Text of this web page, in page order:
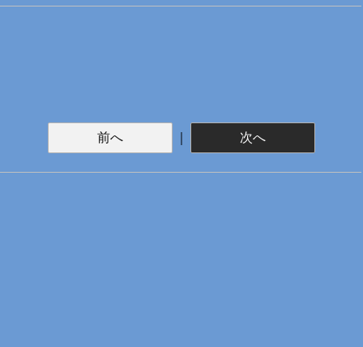
前へ 次へ